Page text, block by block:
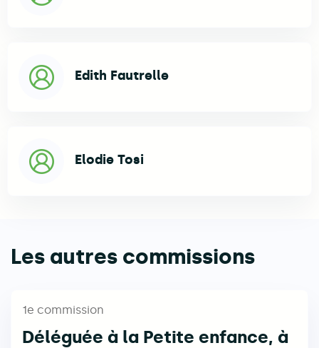
Edith Fautrelle
Elodie Tosi
Les autres commissions
1e commission
Déléguée à la Petite enfance, à